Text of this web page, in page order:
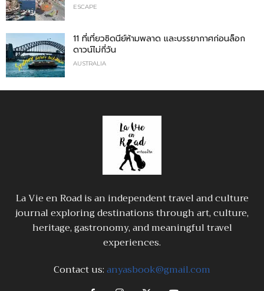
ESCAPE
11 ที่เที่ยวซิดนีย์ห้ามพลาด และบรรยากาศก่อนล็อก
ดาวน์ไม่กี่วัน
AUSTRALIA
La Vie en Road is an independent travel and culture
journal exploring destinations through art, culture,
heritage, gastronomy, and meaningful travel
experiences.
Contact us:anyasbook@gmail.com